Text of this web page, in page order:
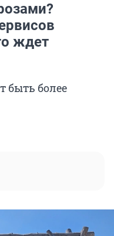
ждет
быть более